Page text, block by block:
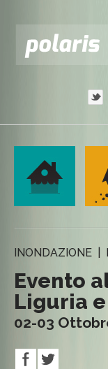
INONDAZIONE |
Evento
Liguria
02-03